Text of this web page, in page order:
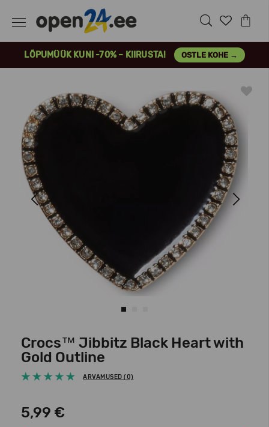
LÕPUMÜÜK KUNI -70% – KIIRUSTA! OSTLE KOHE →
Previous Next
Crocs™ Jibbitz Black Heart with
Gold Outline
ARVAMUSED (0)
5,99 €